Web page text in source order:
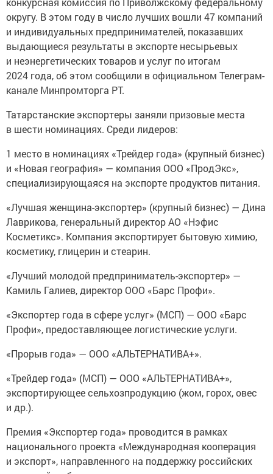
округу. В этом году в число лучших вошли 47 компаний
и индивидуальных предпринимателей, показавших
выдающиеся результаты в экспорте несырьевых
и неэнергетических товаров и услуг по итогам
2024 года, об этом сообщили в официальном Телеграм-
канале Минпромторга РТ.
Татарстанские экспортеры заняли призовые места
в шести номинациях. Среди лидеров:
1 место в номинациях «Трейдер года» (крупный бизнес)
и «Новая география» — компания ООО «ПродЭкс»,
специализирующаяся на экспорте продуктов питания.
«Лучшая женщина-экспортер» (крупный бизнес) — Дина
Лаврикова, генеральный директор АО «Нэфис
Косметикс». Компания экспортирует бытовую химию,
косметику, глицерин и стеарин.
«Лучший молодой предприниматель-экспортер» —
Камиль Галиев, директор ООО «Барс Профи».
«Экспортер года в сфере услуг» (МСП) — ООО «Барс
Профи», предоставляющее логистические услуги.
«Прорыв года» — ООО «АЛЬТЕРНАТИВА+».
«Трейдер года» (МСП) — ООО «АЛЬТЕРНАТИВА+»,
экспортирующее сельхозпродукцию (жом, горох, овес
и др.).
Премия «Экспортер года» проводится в рамках
национального проекта «Международная кооперация
и экспорт», направленного на поддержку российских